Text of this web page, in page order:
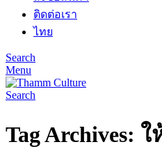
ติดต่อเรา
ไทย
Search
Menu
Search
Tag Archives: